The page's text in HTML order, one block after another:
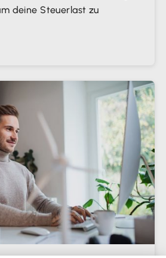
deine Steuerlast zu